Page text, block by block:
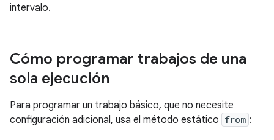
intervalo.
Cómo programar trabajos de una
sola ejecución
Para programar un trabajo básico, que no necesite
configuración adicional, usa el método estático from :